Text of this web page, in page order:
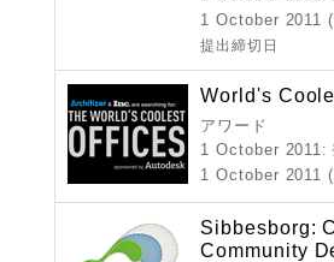
1 October 2011
提出締切日
World's
アワード
1 October 2011:
1 October 2011
Sibbesborg:
Community